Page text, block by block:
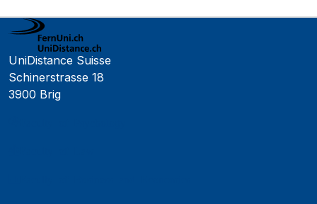
UniDistance Suisse
Schinerstrasse 18
3900 Brig